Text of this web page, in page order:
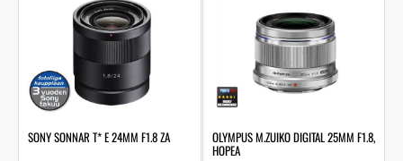
SONY SONNAR T* E 24MM F1.8 ZA OLYMPUS M.ZUIKO DIGITAL 25MM F1.8,
HOPEA